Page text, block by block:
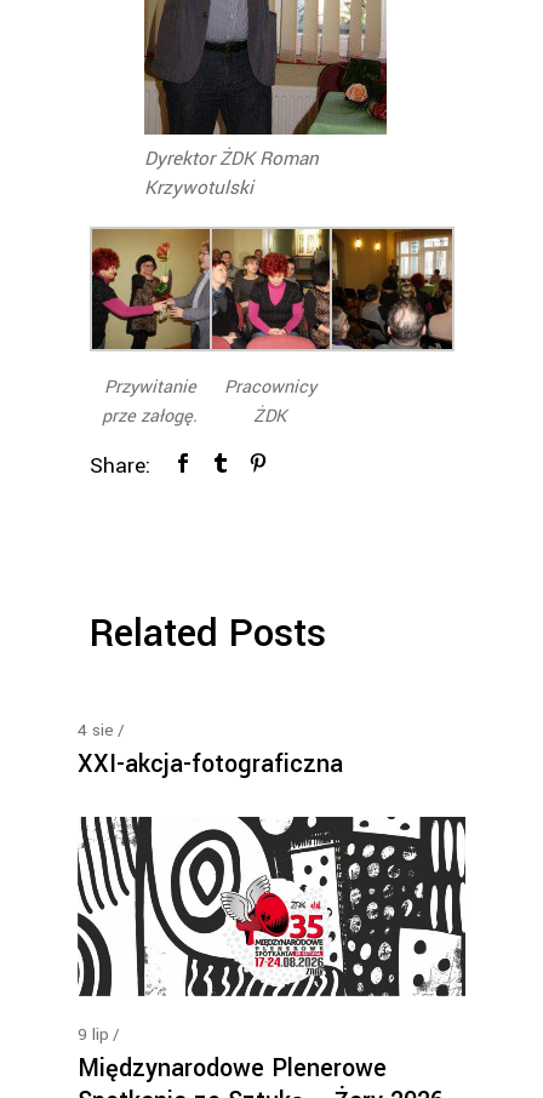
Dyrektor ŻDK Roman
Krzywotulski
Przywitanie
prze załogę.
Pracownicy
ŻDK
Share:
Related Posts
4 sie
XXI-akcja-fotograficzna
9 lip
Międzynarodowe Plenerowe